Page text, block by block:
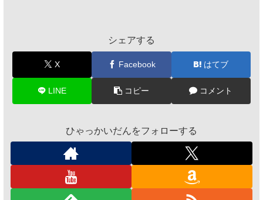
シェアする
X Facebook はてブ
LINE コピー コメント
ひゃっかいだんをフォローする